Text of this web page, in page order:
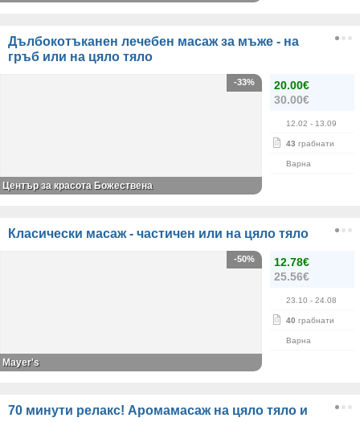
Дълбокотъканен лечебен масаж за мъже - на
гръб или на цяло тяло
20.00€
30.00€
12.02 - 13.09
43 грабнати
Варна
-33%
Център за красота Божествена
Класически масаж - частичен или на цяло тяло
12.78€
25.56€
23.10 - 24.08
40 грабнати
Варна
-50%
Mayer's
70 минути релакс! Аромамасаж на цяло тяло и